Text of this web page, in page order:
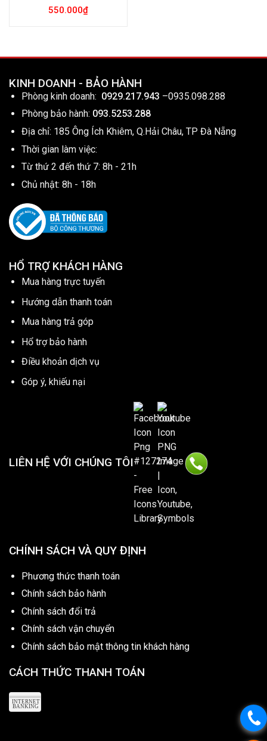
550.000₫
KINH DOANH - BẢO HÀNH
Phòng kinh doanh: 0929.217.943 –0935.098.288
Phòng bảo hành: 093.5253.288
Địa chỉ: 185 Ông Ích Khiêm, Q.Hải Châu, TP Đà Nẵng
Thời gian làm việc:
Từ thứ 2 đến thứ 7: 8h - 21h
Chủ nhật: 8h - 18h
HỔ TRỢ KHÁCH HÀNG
Mua hàng trực tuyến
Hướng dẫn thanh toán
Mua hàng trả góp
Hổ trợ bảo hành
Điều khoản dịch vụ
Góp ý, khiếu nại
LIÊN HỆ VỚI CHÚNG TÔI
CHÍNH SÁCH VÀ QUY ĐỊNH
Phương thức thanh toán
Chính sách bảo hành
Chính sách đổi trả
Chính sách vận chuyển
Chính sách bảo mật thông tin khách hàng
CÁCH THỨC THANH TOÁN